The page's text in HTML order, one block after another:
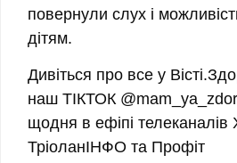
повернули слух і
дітям.
Дивіться про все у
наш ТІКТОК
щодня в ефіпі телеканалів
ТріоланІНФО та Профіт